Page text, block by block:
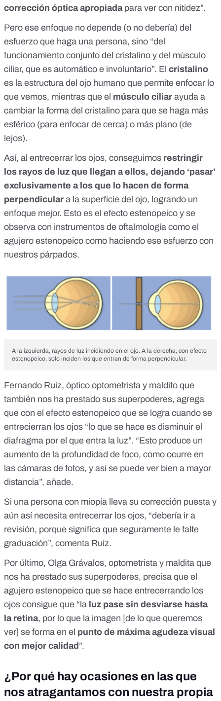
corrección óptica apropiadapara ver con nitidez”.
Pero ese enfoque no depende (o no debería) del
esfuerzo que haga una persona, sino “del
funcionamiento conjunto del cristalino y del músculo
ciliar, que es automático e involuntario”. El cristalino
es la estructura del ojo humano que permite enfocar lo
que vemos, mientras que el músculo ciliar ayuda a
cambiar la forma del cristalino para que se haga más
esférico (para enfocar de cerca) o más plano (de
lejos).
Así, al entrecerrar los ojos, conseguimos restringir
los rayos de luz que llegan a ellos, dejando ‘pasar’
exclusivamente a los que lo hacen de forma
perpendicular a la superficie del ojo, logrando un
enfoque mejor. Esto es el efecto estenopeico y se
observa con instrumentos de oftalmología como el
agujero estenopeico como haciendo ese esfuerzo con
nuestros párpados.
A la izquierda, rayos de luz incidiendo en el ojo. A la derecha, con efecto
estenopeico, solo inciden los que entran de forma perpendicular.
Fernando Ruiz, óptico optometrista y maldito que
también nos ha prestado sus superpoderes, agrega
que con el efecto estenopeico que se logra cuando se
entrecierran los ojos “lo que se hace es disminuir el
diafragma por el que entra la luz”. “Esto produce un
aumento de la profundidad de foco, como ocurre en
las cámaras de fotos, y así se puede ver bien a mayor
distancia”, añade.
Si una persona con miopía lleva su corrección puesta y
aún así necesita entrecerrar los ojos, “debería ir a
revisión, porque significa que seguramente le falte
graduación”, comenta Ruiz.
Por último, Olga Grávalos, optometrista y maldita que
nos ha prestado sus superpoderes, precisa que el
agujero estenopeico que se hace entrecerrando los
ojos consigue que “la luz pase sin desviarse hasta
la retina, por lo que la imagen [de lo que queremos
ver] se forma en el punto de máxima agudeza visual
con mejor calidad ”.
¿Por qué hay ocasiones en las que
nos atragantamos con nuestra propia